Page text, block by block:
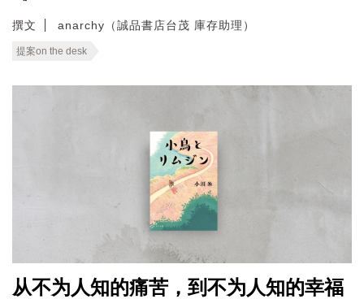
撰文 anarchy（誠品書店台茂 庫存助理）
提案on the desk
从不为人知的痛苦，到不为人知的幸福